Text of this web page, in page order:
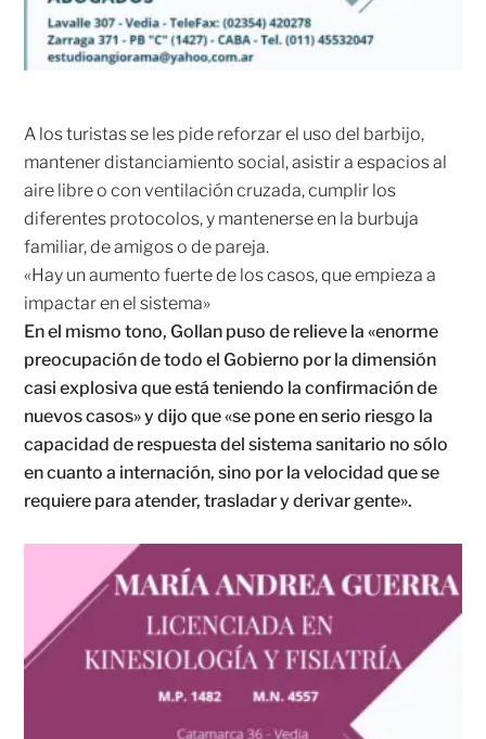
A los turistas se les pide reforzar el uso del barbijo,
mantener distanciamiento social, asistir a espacios al
aire libre o con ventilación cruzada, cumplir los
diferentes protocolos, y mantenerse en la burbuja
familiar, de amigos o de pareja.
«Hay un aumento fuerte de los casos, que empieza a
impactar en el sistema»
En el mismo tono, Gollan puso de relieve la «enorme
preocupación de todo el Gobierno por la dimensión
casi explosiva que está teniendo la confirmación de
nuevos casos» y dijo que «se pone en serio riesgo la
capacidad de respuesta del sistema sanitario no sólo
en cuanto a internación, sino por la velocidad que se
requiere para atender, trasladar y derivar gente».